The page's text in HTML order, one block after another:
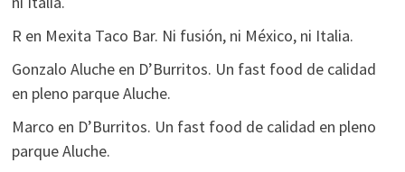
R en Mexita Taco Bar. Ni fusión, ni México, ni Italia.
Gonzalo Alucheen D’Burritos. Un fast food de calidad
en pleno parque Aluche.
Marco en D’Burritos. Un fast food de calidad en pleno
parque Aluche.